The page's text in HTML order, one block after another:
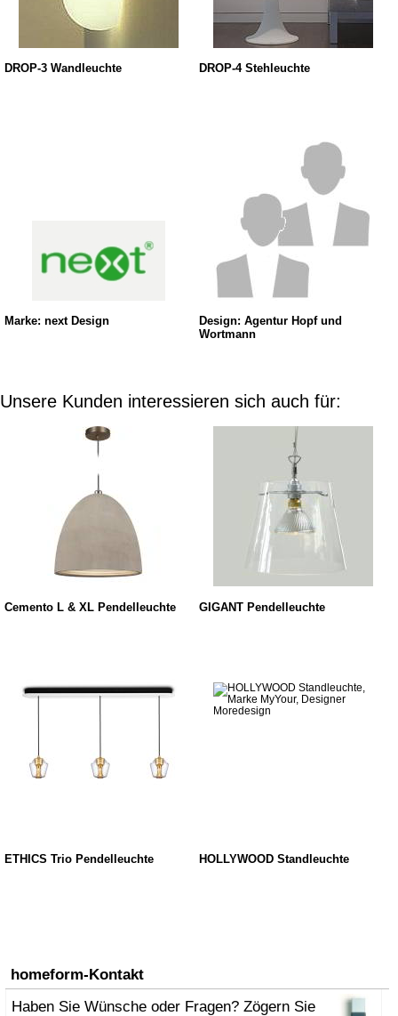
DROP-3 Wandleuchte DROP-4 Stehleuchte
Marke: next Design
Design: Agentur Hopf und
Wortmann
Unsere Kunden interessieren sich auch für:
Cemento L & XL Pendelleuchte GIGANT Pendelleuchte
ETHICS Trio Pendelleuchte HOLLYWOOD Standleuchte
homeform-Kontakt
Haben Sie Wünsche oder Fragen? Zögern Sie